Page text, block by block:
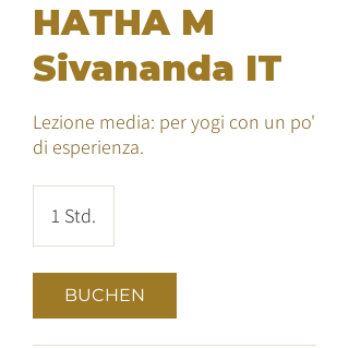
HATHA M
Sivananda IT
Lezione media: per yogi con un po'
di esperienza.
1 Std.
S
d
BUCHEN